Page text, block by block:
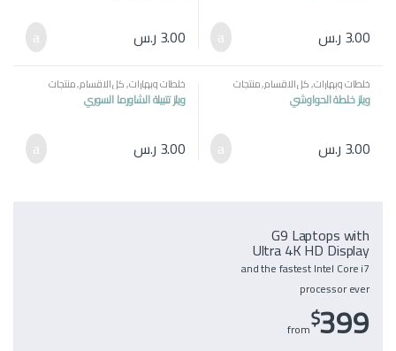
3.00 ر.س 3.00 ر.س
خلطات وبهارات,كل الاقسام,منتجات
مصرية
ويلز خلطة الحواوشي
3.00 ر.س
خلطات وبهارات,كل الاقسام,منتجات
مصرية
ويلز تتبيلة الشاورما السوري
3.00 ر.س
G9 Laptops with
Ultra 4K HD Display
and the fastest Intel Core i7
processor ever
from$399